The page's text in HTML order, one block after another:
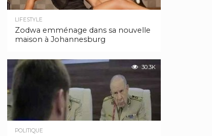
LIFESTYLE
Zodwa emménage dans sa nouvelle
maison à Johannesburg
30.3K
POLITIQUE